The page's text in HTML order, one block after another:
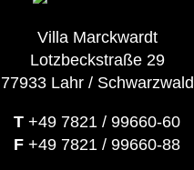
Villa Marckwardt
Lotzbeckstraße 29
77933 Lahr / Schwarzwald
T +49 7821 / 99660-60
F +49 7821 / 99660-88